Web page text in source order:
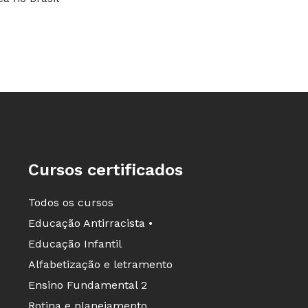
Cursos certificados
Todos os cursos
Educação Antirracista •
Educação Infantil
Alfabetização e letramento
Ensino Fundamental 2